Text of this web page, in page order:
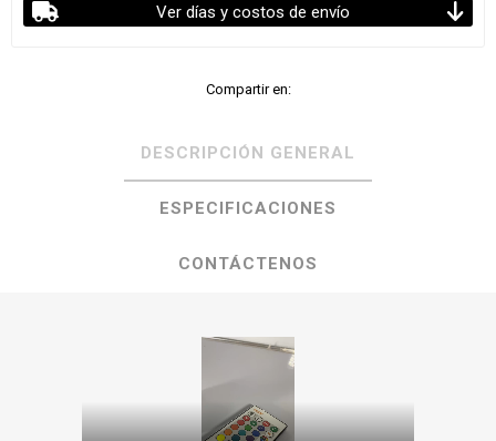
Ver días y costos de envío
Compartir en:
DESCRIPCIÓN GENERAL
ESPECIFICACIONES
CONTÁCTENOS